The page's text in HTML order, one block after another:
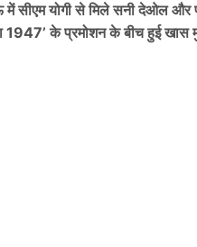
सीएम योगी से मिले सनी देओल और
1947’ के प्रमोशन के बीच हुई खास